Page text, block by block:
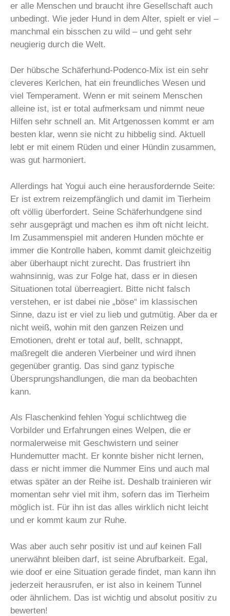
er alle Menschen und braucht ihre Gesellschaft auch
unbedingt. Wie jeder Hund in dem Alter, spielt er viel –
manchmal ein bisschen zu wild – und geht sehr
neugierig durch die Welt.
Der hübsche Schäferhund-Podenco-Mix ist ein sehr
cleveres Kerlchen, hat ein freundliches Wesen und
viel Temperament. Wenn er mit seinem Menschen
alleine ist, ist er total aufmerksam und nimmt neue
Hilfen sehr schnell an. Mit Artgenossen kommt er am
besten klar, wenn sie nicht zu hibbelig sind. Aktuell
lebt er mit einem Rüden und einer Hündin zusammen,
was gut harmoniert.
Allerdings hat Yogui auch eine herausfordernde Seite:
Er ist extrem reizempfänglich und damit im Tierheim
oft völlig überfordert. Seine Schäferhundgene sind
sehr ausgeprägt und machen es ihm oft nicht leicht.
Im Zusammenspiel mit anderen Hunden möchte er
immer die Kontrolle haben, kommt damit gleichzeitig
aber überhaupt nicht zurecht. Das frustriert ihn
wahnsinnig, was zur Folge hat, dass er in diesen
Situationen total überreagiert. Bitte nicht falsch
verstehen, er ist dabei nie „böse“ im klassischen
Sinne, dazu ist er viel zu lieb und gutmütig. Aber da er
nicht weiß, wohin mit den ganzen Reizen und
Emotionen, dreht er total auf, bellt, schnappt,
maßregelt die anderen Vierbeiner und wird ihnen
gegenüber grantig. Das sind ganz typische
Übersprungshandlungen, die man da beobachten
kann.
Als Flaschenkind fehlen Yogui schlichtweg die
Vorbilder und Erfahrungen eines Welpen, die er
normalerweise mit Geschwistern und seiner
Hundemutter macht. Er konnte bisher nicht lernen,
dass er nicht immer die Nummer Eins und auch mal
etwas später an der Reihe ist. Deshalb trainieren wir
momentan sehr viel mit ihm, sofern das im Tierheim
möglich ist. Für ihn ist das alles wirklich nicht leicht
und er kommt kaum zur Ruhe.
Was aber auch sehr positiv ist und auf keinen Fall
unerwähnt bleiben darf, ist seine Abrufbarkeit. Egal,
wie doof er eine Situation gerade findet, man kann ihn
jederzeit herausrufen, er ist also in keinem Tunnel
oder ähnlichem. Das ist wichtig und absolut positiv zu
bewerten!